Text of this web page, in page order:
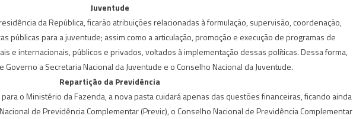
Juventude
da República, ficarão atribuições relacionadas à formulação, supervisão, coordenação,
públicas para a juventude; assim como a articulação, promoção e execução de programas de
e internacionais, públicos e privados, voltados à implementação dessas políticas. Dessa forma,
Governo a Secretaria Nacional da Juventude e o Conselho Nacional da Juventude.
Repartição da Previdência
para o Ministério da Fazenda, a nova pasta cuidará apenas das questões financeiras, ficando ainda
de Previdência Complementar (Previc), o Conselho Nacional de Previdência Complementar